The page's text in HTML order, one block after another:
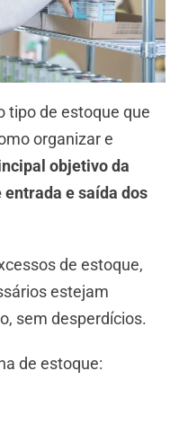
tipo de estoque que
organizar e
objetivo da
e saída dos
de estoque,
estejam
sem desperdícios.
de estoque: